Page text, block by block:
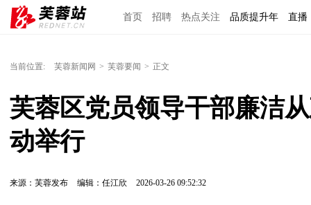
首页 招聘 热点关注 品质提升年 直播
当前位置: 芙蓉新闻网 > 芙蓉要闻 > 正文
芙蓉区党员领导干部廉洁
动举行
来源：芙蓉发布 编辑：任江欣 2026-03-26 09:52:32